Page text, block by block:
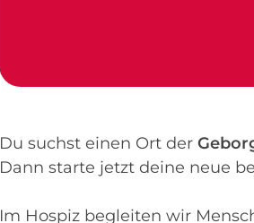
Du suchst einen Ort der
Dann starte jetzt deine neue
Im Hospiz begleiten wir